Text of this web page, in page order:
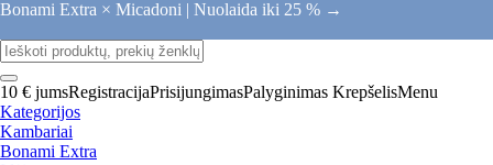
Bonami Extra × Micadoni | Nuolaida iki 25 % →
10 € jumsRegistracijaPrisijungimasPalyginimas KrepšelisMenu
Kategorijos
Kambariai
Bonami Extra